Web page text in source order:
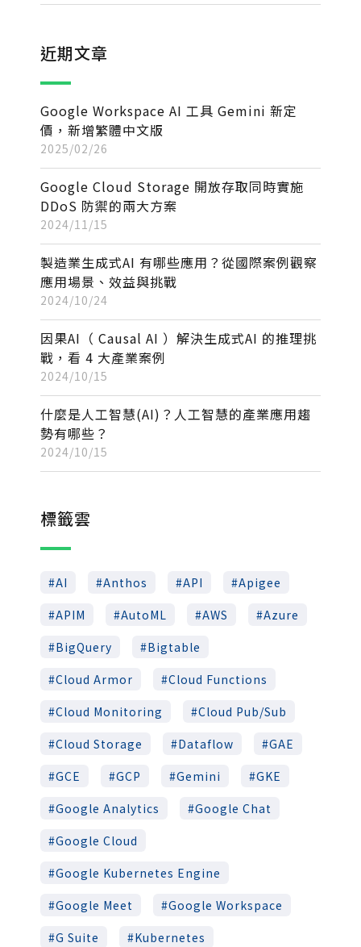
近期文章
Google Workspace AI 工具 Gemini 新定
價，新增繁體中文版
2025/02/26
Google Cloud Storage 開放存取同時實施
DDoS 防禦的兩大方案
2024/11/15
製造業生成式AI 有哪些應用？從國際案例觀察
應用場景、效益與挑戰
2024/10/24
因果AI（ Causal AI ）解決生成式AI 的推理挑
戰，看 4 大產業案例
2024/10/15
什麼是人工智慧(AI)？人工智慧的產業應用趨
勢有哪些？
2024/10/15
標籤雲
AI Anthos API
Apigee
APIM
AutoML AWS
Azure
BigQuery
Bigtable
Cloud Armor
Cloud Functions
Cloud Monitoring
Cloud Pub/Sub
Cloud Storage
Dataflow
GAE
GCE
GCP Gemini
GKE
Google Analytics
Google Chat
Google Cloud
Google Kubernetes Engine
Google Meet
Google Workspace
G Suite
Kubernetes